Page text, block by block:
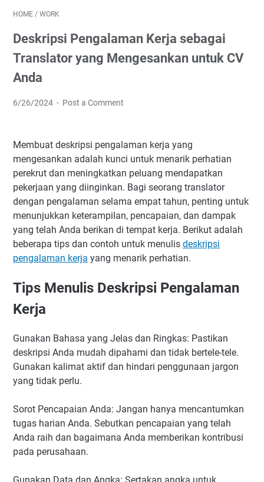
HOME / WORK
Deskripsi Pengalaman Kerja sebagai
Translator yang Mengesankan untuk CV
Anda
6/26/2024 Post a Comment
Membuat deskripsi pengalaman kerja yang
mengesankan adalah kunci untuk menarik perhatian
perekrut dan meningkatkan peluang mendapatkan
pekerjaan yang diinginkan. Bagi seorang translator
dengan pengalaman selama empat tahun, penting untuk
menunjukkan keterampilan, pencapaian, dan dampak
yang telah Anda berikan di tempat kerja. Berikut adalah
beberapa tips dan contoh untuk menulis deskripsi
pengalaman kerja yang menarik perhatian.
Tips Menulis Deskripsi Pengalaman
Kerja
Gunakan Bahasa yang Jelas dan Ringkas: Pastikan
deskripsi Anda mudah dipahami dan tidak bertele-tele.
Gunakan kalimat aktif dan hindari penggunaan jargon
yang tidak perlu.
Sorot Pencapaian Anda: Jangan hanya mencantumkan
tugas harian Anda. Sebutkan pencapaian yang telah
Anda raih dan bagaimana Anda memberikan kontribusi
pada perusahaan.